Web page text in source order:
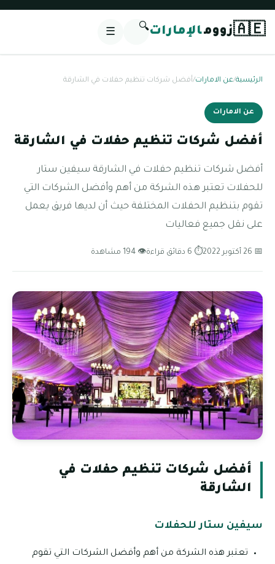
🇦🇪زوومالإمارات🔍
☰
الرئيسية/عن الامارات/أفضل شركات تنظيم حفلات في الشارقة
عن الامارات
أفضل شركات تنظيم حفلات في الشارقة
أفضل شركات تنظيم حفلات في الشارقة سيفين ستار
للحفلات تعتبر هذه الشركة من أهم وأفضل الشركات التي
تقوم بتنظيم الحفلات المختلفة حيث أن لديها فريق يعمل
على نقل جميع فعاليات
📅 26 أكتوبر 2022 ⏱ 6 دقائق قراءة 👁 194 مشاهدة
أفضل شركات تنظيم حفلات في
الشارقة
سيفين ستار للحفلات
تعتبر هذه الشركة من أهم وأفضل الشركات التي تقوم